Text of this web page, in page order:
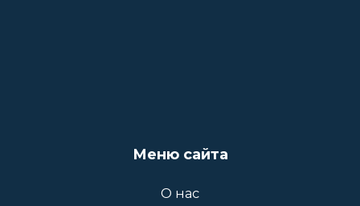
Меню сайта
О нас